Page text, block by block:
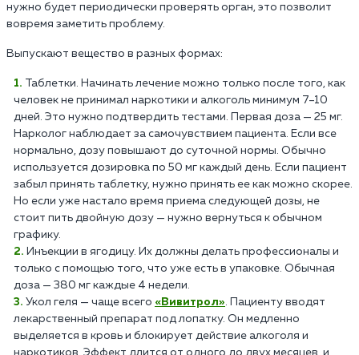
нужно будет периодически проверять орган, это позволит
вовремя заметить проблему.
Выпускают вещество в разных формах:
Таблетки. Начинать лечение можно только после того, как
человек не принимал наркотики и алкоголь минимум 7–10
дней. Это нужно подтвердить тестами. Первая доза — 25 мг.
Нарколог наблюдает за самочувствием пациента. Если все
нормально, дозу повышают до суточной нормы. Обычно
используется дозировка по 50 мг каждый день. Если пациент
забыл принять таблетку, нужно принять ее как можно скорее.
Но если уже настало время приема следующей дозы, не
стоит пить двойную дозу — нужно вернуться к обычном
графику.
Инъекции в ягодицу. Их должны делать профессионалы и
только с помощью того, что уже есть в упаковке. Обычная
доза — 380 мг каждые 4 недели.
Укол геля — чаще всего «Вивитрол» . Пациенту вводят
лекарственный препарат под лопатку. Он медленно
выделяется в кровь и блокирует действие алкоголя и
наркотиков. Эффект длится от одного до двух месяцев, и